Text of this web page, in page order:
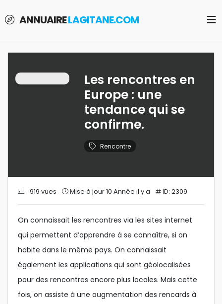
ANNUAIRELAGITANE.COM
Les rencontres en
Europe : une
tendance qui se
confirme.
Rencontre
919 vues Mise à jour 10 Année il y a ID: 2309
On connaissait les rencontres via les sites internet
qui permettent d’apprendre à se connaître, si on
habite dans le même pays. On connaissait
également les applications qui sont géolocalisées
pour des rencontres encore plus locales. Mais cette
fois, on assiste à une augmentation des rencards à